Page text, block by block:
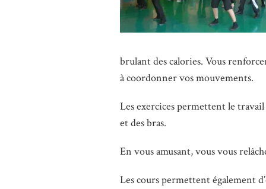
brulant des calories. Vous
à coordonner vos mouvements.
Les exercices permettent le travail
et des bras.
En vous amusant, vous vous
Les cours permettent également